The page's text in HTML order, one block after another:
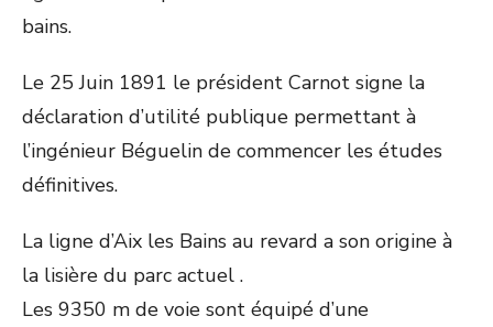
bains.
Le 25 Juin 1891 le président Carnot signe la
déclaration d’utilité publique permettant à
l’ingénieur Béguelin de commencer les études
définitives.
La ligne d’Aix les Bains au revard a son origine à
la lisière du parc actuel .
Les 9350 m de voie sont équipé d’une